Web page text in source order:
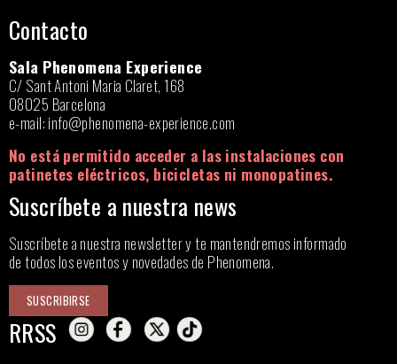
Contacto
Sala Phenomena Experience
C/ Sant Antoni Maria Claret, 168
08025 Barcelona
e-mail:info@phenomena-experience.com
No está permitido acceder a las instalaciones con
patinetes eléctricos, bicicletas ni monopatines.
Suscríbete a nuestra news
Suscríbete a nuestra newsletter y te mantendremos informado
de todos los eventos y novedades de Phenomena.
SUSCRIBIRSE
RRSS